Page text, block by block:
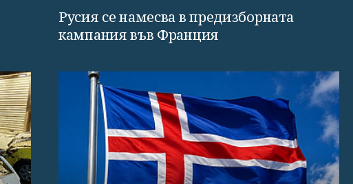
Русия се намесва в предизборната
кампания във Франция